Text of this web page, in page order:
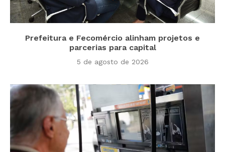
Prefeitura e Fecomércio alinham projetos e
parcerias para capital
5 de agosto de 2026